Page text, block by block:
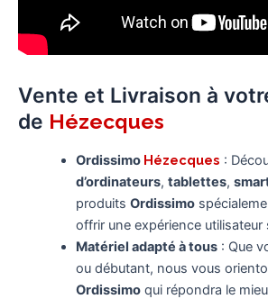
Vente et Livraison à
de Hézecques
Ordissimo Hézecques :
d’ordinateurs, tablettes,
produits Ordissimo
offrir une expérience utilisateur
Matériel adapté à tous: Que
ou débutant, nous vous
Ordissimoqui répondra le